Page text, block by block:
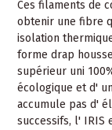
Ces filaments de
obtenir une fibre
isolation
forme drap
supérieur uni
écologique et d'
accumule pas d'
successifs, l' IRIS